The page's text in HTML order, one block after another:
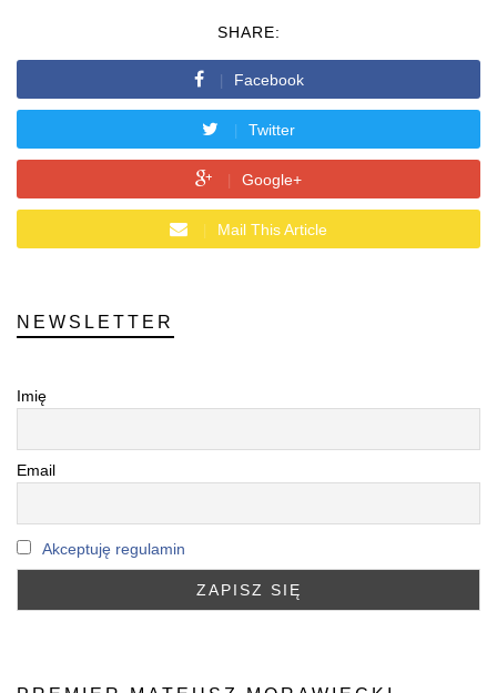
SHARE:
Facebook
Twitter
Google+
Mail This Article
NEWSLETTER
Imię
Email
Akceptuję regulamin